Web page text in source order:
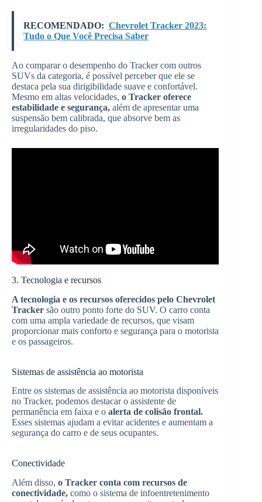
RECOMENDADO: Chevrolet Tracker 2023:
Tudo o Que Você Precisa Saber
Ao comparar o desempenho do Tracker com outros
SUVs da categoria, é possível perceber que ele se
destaca pela sua dirigibilidade suave e confortável.
Mesmo em altas velocidades, o Tracker oferece
estabilidade e segurança, além de apresentar uma
suspensão bem calibrada, que absorve bem as
irregularidades do piso.
3. Tecnologia e recursos
A tecnologia e os recursos oferecidos pelo Chevrolet
Tracker são outro ponto forte do SUV. O carro conta
com uma ampla variedade de recursos, que visam
proporcionar mais conforto e segurança para o motorista
e os passageiros.
Sistemas de assistência ao motorista
Entre os sistemas de assistência ao motorista disponíveis
no Tracker, podemos destacar o assistente de
permanência em faixa e o alerta de colisão frontal.
Esses sistemas ajudam a evitar acidentes e aumentam a
segurança do carro e de seus ocupantes.
Conectividade
Além disso, o Tracker conta com recursos de
conectividade, como o sistema de infoentretenimento